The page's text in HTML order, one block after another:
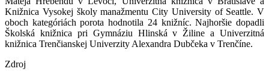
Knižnica Vysokej školy manažmentu City University of Seattle. V
oboch kategóriách porota hodnotila 24 knižníc. Najhoršie dopadli
Školská knižnica pri Gymnáziu Hlinská v Žiline a Univerzitná
knižnica Trenčianskej Univerzity Alexandra Dubčeka v Trenčíne.
Zdroj